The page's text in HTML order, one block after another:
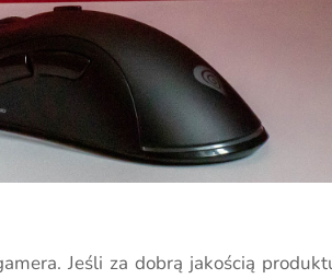
Jeśli za dobrą jakością